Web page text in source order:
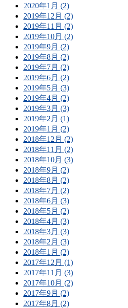
2020年1月 (2)
2019年12月 (2)
2019年11月 (2)
2019年10月 (2)
2019年9月 (2)
2019年8月 (2)
2019年7月 (2)
2019年6月 (2)
2019年5月 (3)
2019年4月 (2)
2019年3月 (3)
2019年2月 (1)
2019年1月 (2)
2018年12月 (2)
2018年11月 (2)
2018年10月 (3)
2018年9月 (2)
2018年8月 (2)
2018年7月 (2)
2018年6月 (3)
2018年5月 (2)
2018年4月 (3)
2018年3月 (3)
2018年2月 (3)
2018年1月 (2)
2017年12月 (1)
2017年11月 (3)
2017年10月 (2)
2017年9月 (2)
2017年8月 (2)